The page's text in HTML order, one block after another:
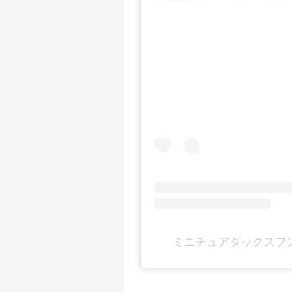
ミニチュアダックスフ